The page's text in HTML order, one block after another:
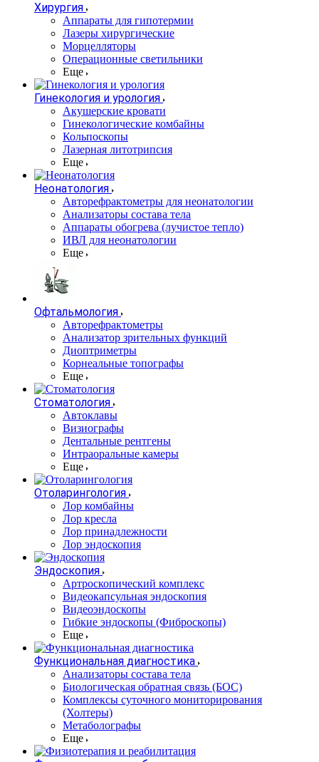
Хирургия
Аппараты для гипотермии
Лазеры хирургические
Морцелляторы
Операционные светильники
Еще
Гинекология и урология
Акушерские кровати
Гинекологические комбайны
Кольпоскопы
Лазерная литотрипсия
Еще
Неонатология
Авторефрактометры для неонатологии
Анализаторы состава тела
Аппараты обогрева (лучистое тепло)
ИВЛ для неонатологии
Еще
Офтальмология
Авторефрактометры
Анализатор зрительных функций
Диоптриметры
Корнеальные топографы
Еще
Стоматология
Автоклавы
Визиографы
Дентальные рентгены
Интраоральные камеры
Еще
Отоларингология
Лор комбайны
Лор кресла
Лор принадлежности
Лор эндоскопия
Эндоскопия
Артроскопический комплекс
Видеокапсульная эндоскопия
Видеоэндоскопы
Гибкие эндоскопы (Фиброcкопы)
Еще
Функциональная диагностика
Анализаторы состава тела
Биологическая обратная связь (БОС)
Комплексы суточного мониторирования
(Холтеры)
Метаболографы
Еще